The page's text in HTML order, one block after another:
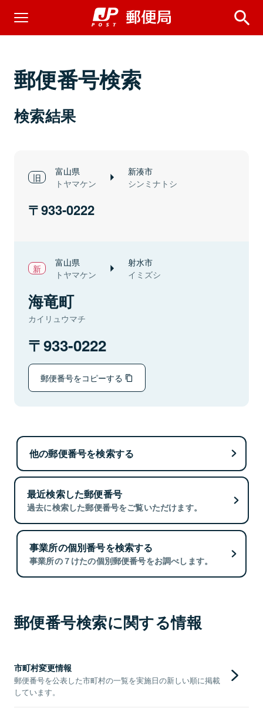
郵便番号検索
検索結果
富山県
トヤマケン
新湊市
シンミナトシ
933-0222
富山県
トヤマケン
射水市
イミズシ
海竜町
カイリュウマチ
933-0222
郵便番号をコピーする
他の郵便番号を検索する
最近検索した郵便番号
過去に検索した郵便番号をご覧いただけます。
事業所の個別番号を検索する
事業所の７けたの個別郵便番号をお調べします。
郵便番号検索に関する情報
市町村変更情報
郵便番号を公表した市町村の一覧を実施日の新しい順に掲載
しています。